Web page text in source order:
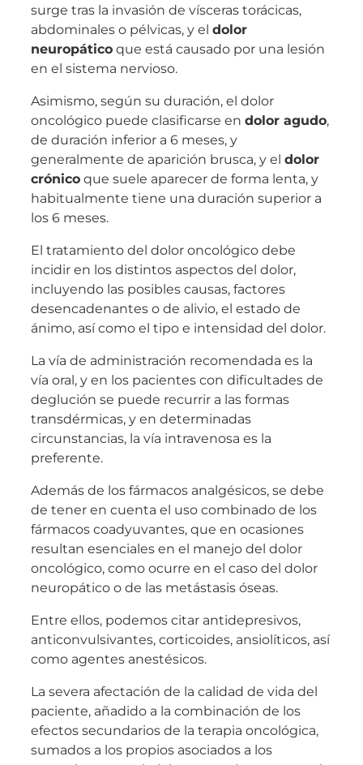
surge tras la invasión de vísceras torácicas,
abdominales o pélvicas, y el dolor
neuropático que está causado por una lesión
en el sistema nervioso.
Asimismo, según su duración, el dolor
oncológico puede clasificarse en dolor agudo,
de duración inferior a 6 meses, y
generalmente de aparición brusca, y el dolor
crónico que suele aparecer de forma lenta, y
habitualmente tiene una duración superior a
los 6 meses.
El tratamiento del dolor oncológico debe
incidir en los distintos aspectos del dolor,
incluyendo las posibles causas, factores
desencadenantes o de alivio, el estado de
ánimo, así como el tipo e intensidad del dolor.
La vía de administración recomendada es la
vía oral, y en los pacientes con dificultades de
deglución se puede recurrir a las formas
transdérmicas, y en determinadas
circunstancias, la vía intravenosa es la
preferente.
Además de los fármacos analgésicos, se debe
de tener en cuenta el uso combinado de los
fármacos coadyuvantes, que en ocasiones
resultan esenciales en el manejo del dolor
oncológico, como ocurre en el caso del dolor
neuropático o de las metástasis óseas.
Entre ellos, podemos citar antidepresivos,
anticonvulsivantes, corticoides, ansiolíticos, así
como agentes anestésicos.
La severa afectación de la calidad de vida del
paciente, añadido a la combinación de los
efectos secundarios de la terapia oncológica,
sumados a los propios asociados a los